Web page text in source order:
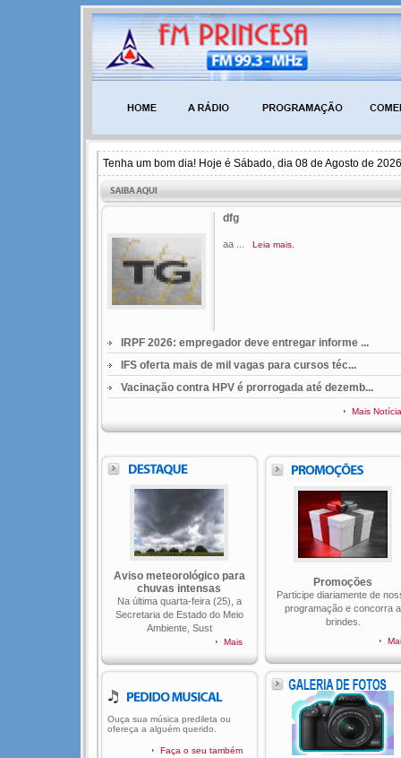
Tenha um bom dia! Hoje é Sábado, dia 08 de Agosto de
dfg
aa ... Leia mais.
IRPF 2026: empregador deve entregar informe ...
IFS oferta mais de mil vagas para cursos téc...
Vacinação contra HPV é prorrogada até dezemb...
Mais
Aviso meteorológico para
chuvas intensas
Na última quarta-feira (25), a
Secretaria de Estado do Meio
Ambiente, Sust
Mais
Promoções
Participe diariamente de
programação e concorra a
brindes.
Ouça sua música predileta ou
ofereça a alguém querido.
Faça o seu também